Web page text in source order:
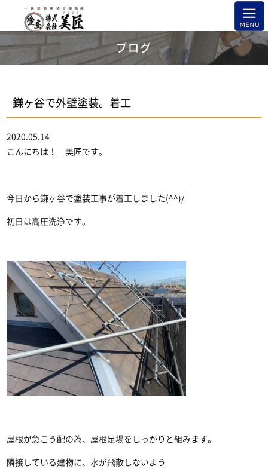
ブログ
鎌ヶ谷で外壁塗装。着工
2020.05.14
こんにちは！ 美匠です。
今日から鎌ヶ谷で塗装工事が着工しました(^^)/
初日は高圧洗浄です。
屋根が急こう配の為、屋根足場をしっかりと組みます。
隣接している建物に、水が飛散しないよう